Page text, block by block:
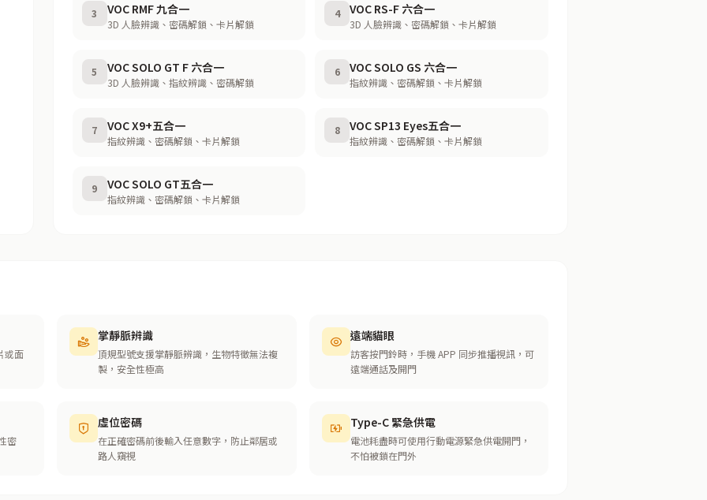
3 VOC RMF 九合一
3D 人臉辨識、密碼解鎖、卡片解鎖
4 VOC RS-F 六合一
3D 人臉辨識、密碼解鎖、卡片解鎖
5 VOC SOLO GT F 六合一
3D 人臉辨識、指紋辨識、密碼解鎖
6 VOC SOLO GS 六合一
指紋辨識、密碼解鎖、卡片解鎖
7 VOC X9+五合一
指紋辨識、密碼解鎖、卡片解鎖
8 VOC SP13 Eyes五合一
指紋辨識、密碼解鎖、卡片解鎖
9 VOC SOLO GT五合一
指紋辨識、密碼解鎖、卡片解鎖
或面
掌靜脈辨識
頂規型號支援掌靜脈辨識，生物特徵無法複
製，安全性極高
遠端貓眼
訪客按門鈴時，手機 APP 同步推播視訊，可
遠端通話及開門
密
虛位密碼
在正確密碼前後輸入任意數字，防止鄰居或
路人窺視
Type-C 緊急供電
電池耗盡時可使用行動電源緊急供電開門，
不怕被鎖在門外